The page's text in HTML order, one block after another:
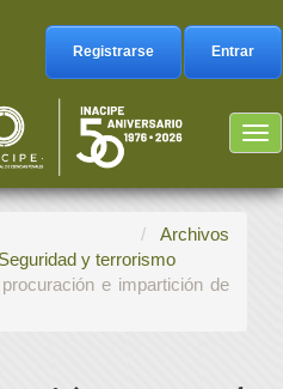
Registrarse Entrar
Archivos
y terrorismo
e impartición de